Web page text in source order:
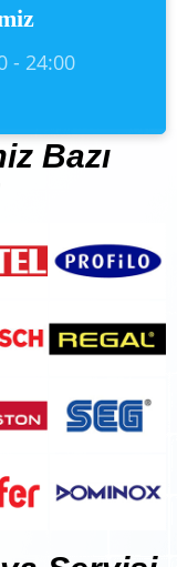
- 24:00
Bazı